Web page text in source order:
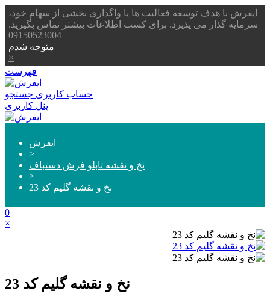
ایفرش با هدف توسعه فعالیت ها یا واگذاری بخشی از سهام خود،
سرمایه گذار می پذیرد. برای کسب اطلاعات بیشتر تماس بگیرید.
09150523004
متوجه شدم
×
فهرست
حساب کاربری جستجو
پنل کاربری
ایفرش
>
نخ و نقشه تابلو فرش دستباف
>
نخ و نقشه گلیم کد 23
0
×
نخ و نقشه گلیم کد 23